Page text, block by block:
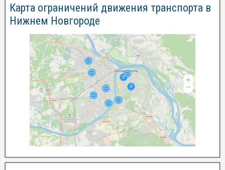
Карта ограничений движения транспорта в
Нижнем Новгороде